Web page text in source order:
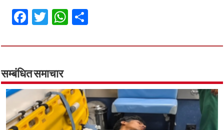
Fa
ce
b
o
o
k
T
wi
tt
er
W
h
at
p
p
ar
सम्बंधित समाचार